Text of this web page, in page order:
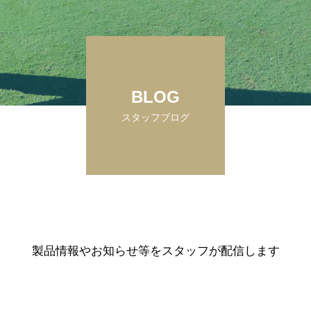
BLOG
スタッフブログ
製品情報やお知らせ等をスタッフが配信します